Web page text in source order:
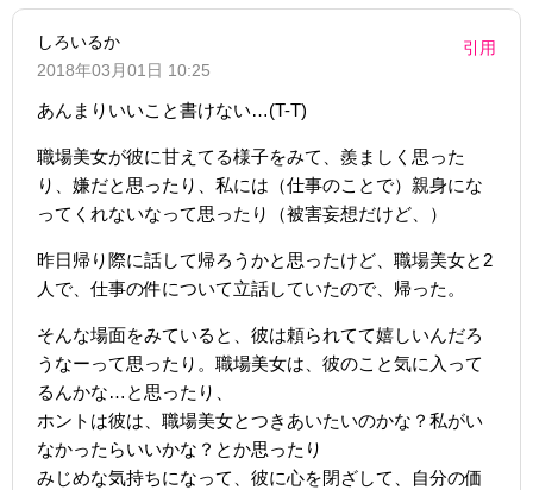
しろいるか
2018年03月01日 10:25
引用
あんまりいいこと書けない…(T-T)
職場美女が彼に甘えてる様子をみて、羨ましく思った
り、嫌だと思ったり、私には（仕事のことで）親身にな
ってくれないなって思ったり（被害妄想だけど、）
昨日帰り際に話して帰ろうかと思ったけど、職場美女と2
人で、仕事の件について立話していたので、帰った。
そんな場面をみていると、彼は頼られてて嬉しいんだろ
うなーって思ったり。職場美女は、彼のこと気に入って
るんかな…と思ったり、
ホントは彼は、職場美女とつきあいたいのかな？私がい
なかったらいいかな？とか思ったり
みじめな気持ちになって、彼に心を閉ざして、自分の価